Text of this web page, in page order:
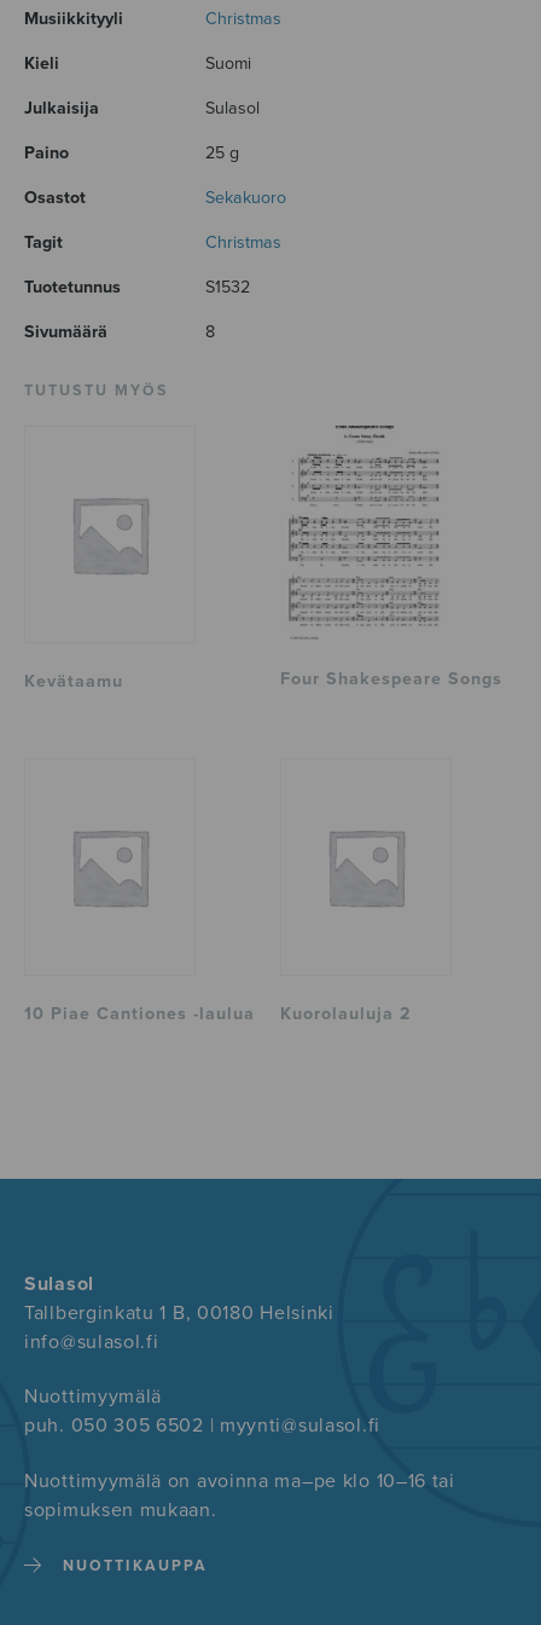
Musiikkityyli
Christmas
Kieli Suomi
Julkaisija Sulasol
Paino 25 g
Osastot Sekakuoro
Tagit Christmas
Tuotetunnus S1532
Sivumäärä 8
TUTUSTU MYÖS
Kevätaamu Four Shakespeare Songs
10 Piae Cantiones -laulua Kuorolauluja 2
Sulasol
Tallberginkatu 1 B, 00180 Helsinki
info@sulasol.fi
Nuottimyymälä
puh. 050 305 6502 | myynti@sulasol.fi
Nuottimyymälä on avoinna ma–pe klo 10–16 tai
sopimuksen mukaan.
NUOTTIKAUPPA